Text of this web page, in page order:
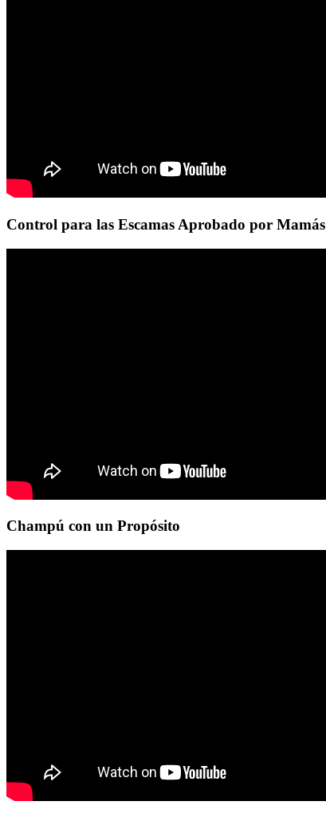
Control para las Escamas Aprobado por Mamás
Champú con un Propósito